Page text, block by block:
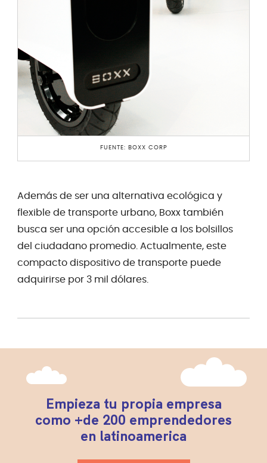
FUENTE: BOXX CORP
Además de ser una alternativa ecológica y
flexible de transporte urbano, Boxx también
busca ser una opción accesible a los bolsillos
del ciudadano promedio. Actualmente, este
compacto dispositivo de transporte puede
adquirirse por 3 mil dólares.
Empieza tu propia empresa
como +de 200 emprendedores
en latinoamerica